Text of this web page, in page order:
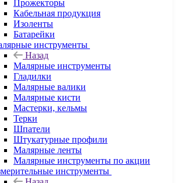
Прожекторы
Кабельная продукция
Изоленты
Батарейки
инструменты
Назад
Малярные инструменты
Гладилки
Малярные валики
Малярные кисти
Мастерки, кельмы
Терки
Шпатели
Штукатурные профили
Малярные ленты
Малярные инструменты по акции
инструменты